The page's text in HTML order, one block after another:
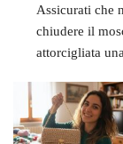
Assicurati che
chiudere il
attorcigliata